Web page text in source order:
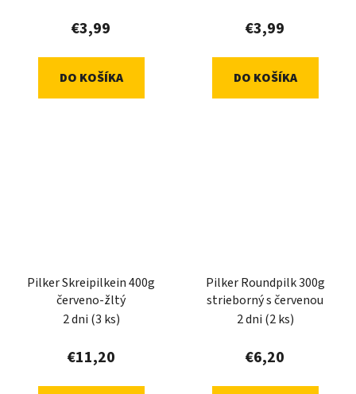
€3,99
DO KOŠÍKA
€3,99
DO KOŠÍKA
Pilker Skreipilkein 400g
červeno-žltý
2 dni (3 ks)
€11,20
Pilker Roundpilk 300g
strieborný s červenou
2 dni (2 ks)
€6,20